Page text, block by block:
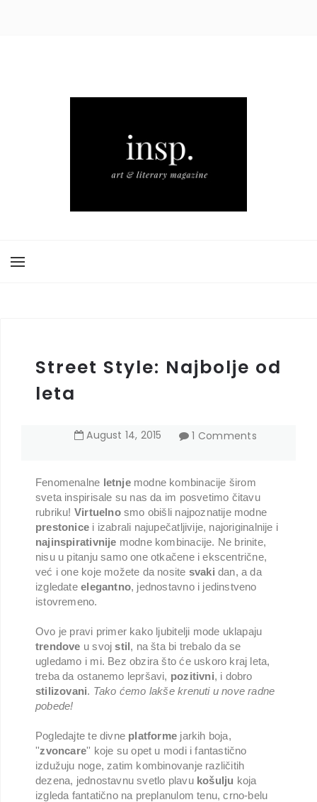
Street Style: Najbolje od
leta
August 14, 2015 1 Comments
Fenomenalne letnje modne kombinacije širom
sveta inspirisale su nas da im posvetimo čitavu
rubriku! Virtuelno smo obišli najpoznatije modne
prestonice i izabrali najupečatljivije, najoriginalnije i
najinspirativnije modne kombinacije. Ne brinite,
nisu u pitanju samo one otkačene i ekscentrične,
već i one koje možete da nosite svaki dan, a da
izgledateelegantno, jednostavno i jedinstveno
istovremeno.
Ovo je pravi primer kako ljubitelji mode uklapaju
trendove u svojstil, na šta bi trebalo da se
ugledamo i mi. Bez obzira što će uskoro kraj leta,
treba da ostanemo lepršavi, pozitivni, i dobro
stilizovani. Tako ćemo lakše krenuti u nove radne
pobede!
Pogledajte te divne platforme jarkih boja,
''zvoncare'' koje su opet u modi i fantastično
izdužuju noge, zatim kombinovanje različitih
dezena, jednostavnu svetlo plavu košulju koja
izgleda fantatično na preplanulom tenu, crno-belu